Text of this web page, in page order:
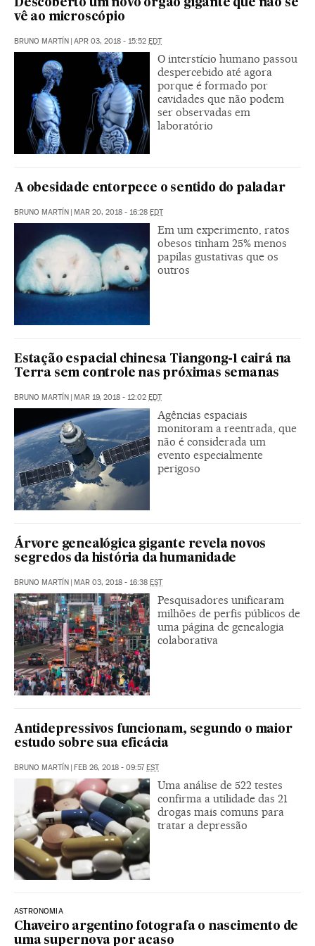
Descoberto um novo órgão gigante que não se
vê ao microscópio
BRUNO MARTÍN | APR 03, 2018 - 15:52 EDT
O interstício humano passou
despercebido até agora
porque é formado por
cavidades que não podem
ser observadas em
laboratório
A obesidade entorpece o sentido do paladar
BRUNO MARTÍN | MAR 20, 2018 - 16:28 EDT
Em um experimento, ratos
obesos tinham 25% menos
papilas gustativas que os
outros
Estação espacial chinesa Tiangong-1 cairá na
Terra sem controle nas próximas semanas
BRUNO MARTÍN | MAR 19, 2018 - 12:02 EDT
Agências espaciais
monitoram a reentrada, que
não é considerada um
evento especialmente
perigoso
Árvore genealógica gigante revela novos
segredos da história da humanidade
BRUNO MARTÍN | MAR 03, 2018 - 16:38 EST
Pesquisadores unificaram
milhões de perfis públicos de
uma página de genealogia
colaborativa
Antidepressivos funcionam, segundo o maior
estudo sobre sua eficácia
BRUNO MARTÍN | FEB 26, 2018 - 09:57EST
Uma análise de 522 testes
confirma a utilidade das 21
drogas mais comuns para
tratar a depressão
ASTRONOMIA
Chaveiro argentino fotografa o nascimento de
uma supernova por acaso